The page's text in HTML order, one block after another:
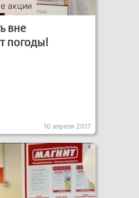
акции
вне
погоды!
10 апреля 2017